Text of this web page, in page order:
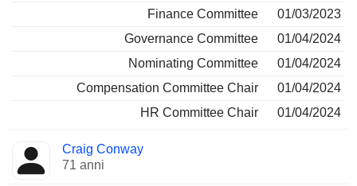
Finance Committee
01/03/2023
Governance Committee
01/04/2024
Nominating Committee
01/04/2024
Compensation Committee Chair
01/04/2024
HR Committee Chair
01/04/2024
Craig Conway
71 anni